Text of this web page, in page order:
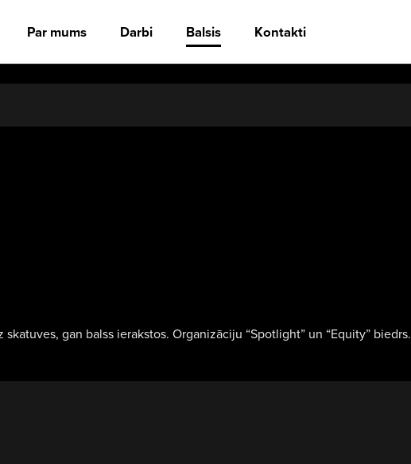
Par mums Darbi Balsis Kontakti
gan balss ierakstos. Organizāciju “Spotlight” un “Equity” biedrs.